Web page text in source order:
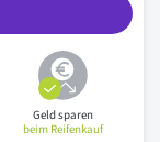
Geld sparen
beim Reifenkauf